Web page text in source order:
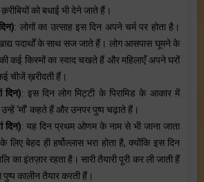
को बधाई भी देने जाते हैं।
: लोगों का उत्साह इस दिन अपने चर्म पर होता है।
खाद्य पदार्थों के साथ सज जाते हैं। लोग आसपास घूमने के
कई किस्मों का स्वाद चखते हैं और महिलाएँ अपने घरों
चीजें ख़रीदती हैं।
दिन): इस दिन लोग मिट्टी के पिरामिड के आकार में
उन्हें ‘माँ’ कहते हैं और उनपर पुष्प चढ़ाते हैं।
दिन): यह दिन प्रथम ओणम के नाम से भी जाना जाता
लिए बेहद ही हर्षोल्लास भरा होता है, क्योंकि इस दिन
का इंतज़ार रहता है। सारी तैयारी पूरी कर ली जाती हैं
कालीन तैयार करती हैं।